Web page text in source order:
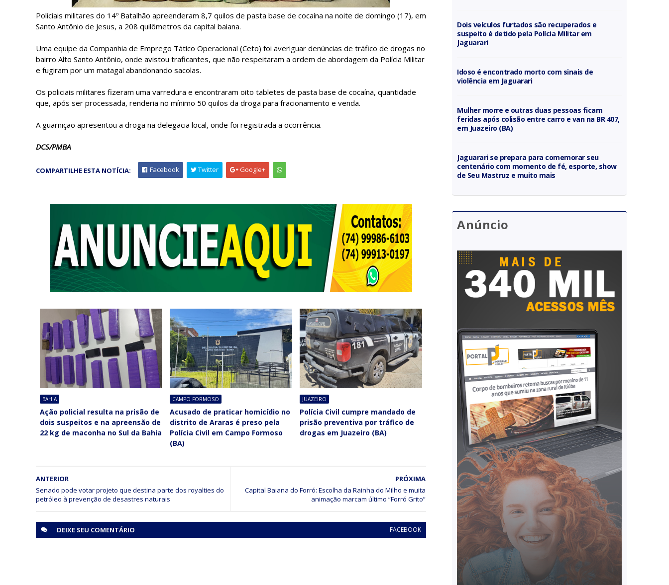
Policiais militares do 14º Batalhão apreenderam 8,7 quilos de pasta base de cocaína na noite de domingo (17), em
Santo Antônio de Jesus, a 208 quilômetros da capital baiana.
Uma equipe da Companhia de Emprego Tático Operacional (Ceto) foi averiguar denúncias de tráfico de drogas no
bairro Alto Santo Antônio, onde avistou traficantes, que não respeitaram a ordem de abordagem da Polícia Militar
e fugiram por um matagal abandonando sacolas.
Os policiais militares fizeram uma varredura e encontraram oito tabletes de pasta base de cocaína, quantidade
que, após ser processada, renderia no mínimo 50 quilos da droga para fracionamento e venda.
A guarnição apresentou a droga na delegacia local, onde foi registrada a ocorrência.
DCS/PMBA
COMPARTILHE ESTA NOTÍCIA: Facebook Twitter Google+
BAHIA
Ação policial resulta na prisão de
dois suspeitos e na apreensão de
22 kg de maconha no Sul da Bahia
CAMPO FORMOSO
Acusado de praticar homicídio no
distrito de Araras é preso pela
Polícia Civil em Campo Formoso
(BA)
JUAZEIRO
Polícia Civil cumpre mandado de
prisão preventiva por tráfico de
drogas em Juazeiro (BA)
PRÓXIMA
Capital Baiana do Forró: Escolha da Rainha do Milho e muita
animação marcam último “Forró Grito”
ANTERIOR
Senado pode votar projeto que destina parte dos royalties do
petróleo à prevenção de desastres naturais
DEIXE SEU COMENTÁRIO FACEBOOK
Dois veículos furtados são recuperados e
suspeito é detido pela Polícia Militar em
Jaguarari
Idoso é encontrado morto com sinais de
violência em Jaguarari
Mulher morre e outras duas pessoas ficam
feridas após colisão entre carro e van na BR 407,
em Juazeiro (BA)
Jaguarari se prepara para comemorar seu
centenário com momento de fé, esporte, show
de Seu Mastruz e muito mais
Anúncio